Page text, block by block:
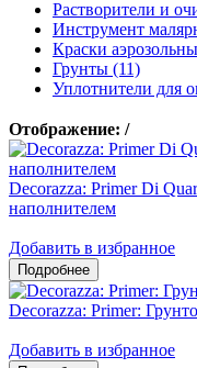
Растворители и
Инструмент
Краски
Грунты (11)
Уплотнители для
Отображение: /
Decorazza: Primer Di
наполнителем
Добавить в избранное
Decorazza: Primer:
Добавить в избранное